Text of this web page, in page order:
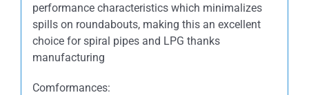
performance characteristics which minimalizes
spills on roundabouts, making this an excellent
choice for spiral pipes and LPG thanks
manufacturing
Comformances: